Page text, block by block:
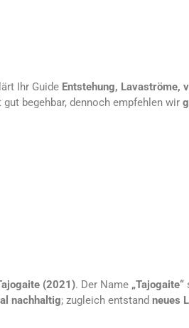
Ihr Guide Entstehung, Lavaströme,
begehbar, dennoch empfehlen wir
(2021). Der Name „Tajogaite“
nachhaltig; zugleich entstand neues